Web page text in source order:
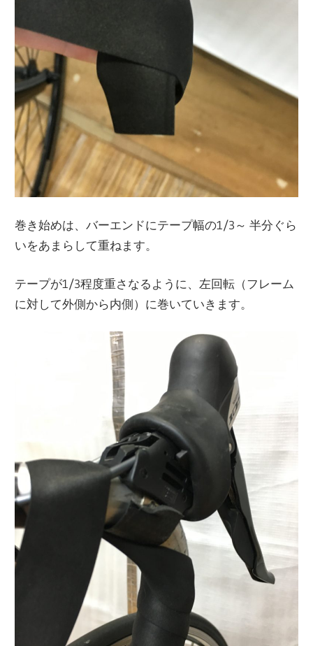
巻き始めは、バーエンドにテープ幅の1/3～ 半分ぐら
いをあまらして重ねます。
テープが1/3程度重さなるように、左回転（フレーム
に対して外側から内側）に巻いていきます。